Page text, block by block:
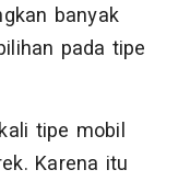
banyak
pada tipe
tipe mobil
Karena itu